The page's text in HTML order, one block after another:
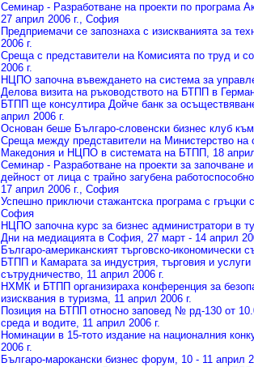
Семинар - Разработване на проекти по програма
27 април 2006 г., София
Предприемачи се запознаха с изискванията за
2006 г.
Среща с представители на Комисията по труд и
2006 г.
НЦПО започна въвеждането на система за
Делова визита на ръководството на БТПП в
БТПП ще консултира Дойче банк за
април 2006 г.
Основан беше Българо-словенски бизнес клуб
Среща между представители на Министерство на
Македония и НЦПО в системата на БТПП , 18
Семинар - Разработване на проекти за започване
дейност от лица с трайно загубена
17 април 2006 г., София
Успешно приключи стажантска програма с гръцки
София
НЦПО започна курс за бизнес администратори в
Дни на медиацията в София, 27 март - 14 април
Българо-американският търговско-икономически
БТПП и Камарата за индустрия, търговия и
сътрудничество, 11 април 2006 г.
НХМК и БТПП организираха конференция за
изисквания в туризма, 11 април 2006 г.
Позиция на БТПП относно заповед № рд-130 от
среда и водите, 11 април 2006 г.
Номинации в 15-тото издание на националния
2006 г.
Българо-марокански бизнес форум, 10 - 11 април